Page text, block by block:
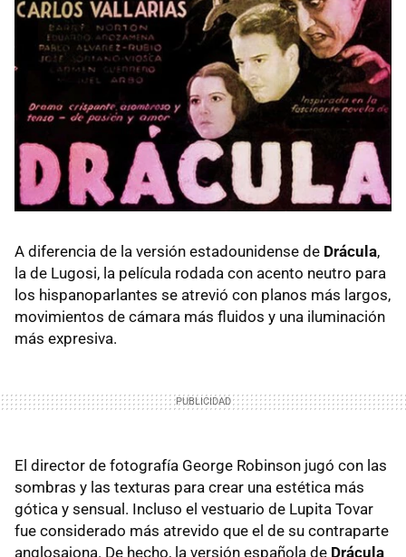
A diferencia de la versión estadounidense de Drácula,
la de Lugosi, la película rodada con acento neutro para
los hispanoparlantes se atrevió con planos más largos,
movimientos de cámara más fluidos y una iluminación
más expresiva.
El director de fotografía George Robinson jugó con las
sombras y las texturas para crear una estética más
gótica y sensual. Incluso el vestuario de Lupita Tovar
fue considerado más atrevido que el de su contraparte
anglosajona. De hecho, la versión española de Drácula